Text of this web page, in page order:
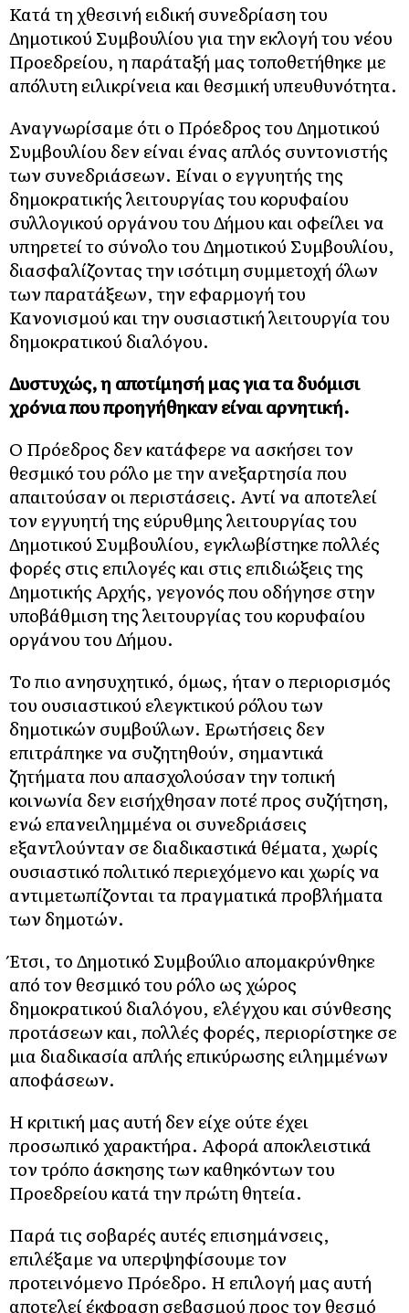
Κατά τη χθεσινή ειδική συνεδρίαση του
Δημοτικού Συμβουλίου για την εκλογή του νέου
Προεδρείου, η παράταξή μας τοποθετήθηκε με
απόλυτη ειλικρίνεια και θεσμική υπευθυνότητα.
Αναγνωρίσαμε ότι ο Πρόεδρος του Δημοτικού
Συμβουλίου δεν είναι ένας απλός συντονιστής
των συνεδριάσεων. Είναι ο εγγυητής της
δημοκρατικής λειτουργίας του κορυφαίου
συλλογικού οργάνου του Δήμου και οφείλει να
υπηρετεί το σύνολο του Δημοτικού Συμβουλίου,
διασφαλίζοντας την ισότιμη συμμετοχή όλων
των παρατάξεων, την εφαρμογή του
Κανονισμού και την ουσιαστική λειτουργία του
δημοκρατικού διαλόγου.
Δυστυχώς, η αποτίμησή μας για τα δυόμισι
χρόνια που προηγήθηκαν είναι αρνητική.
Ο Πρόεδρος δεν κατάφερε να ασκήσει τον
θεσμικό του ρόλο με την ανεξαρτησία που
απαιτούσαν οι περιστάσεις. Αντί να αποτελεί
τον εγγυητή της εύρυθμης λειτουργίας του
Δημοτικού Συμβουλίου, εγκλωβίστηκε πολλές
φορές στις επιλογές και στις επιδιώξεις της
Δημοτικής Αρχής, γεγονός που οδήγησε στην
υποβάθμιση της λειτουργίας του κορυφαίου
οργάνου του Δήμου.
Το πιο ανησυχητικό, όμως, ήταν ο περιορισμός
του ουσιαστικού ελεγκτικού ρόλου των
δημοτικών συμβούλων. Ερωτήσεις δεν
επιτράπηκε να συζητηθούν, σημαντικά
ζητήματα που απασχολούσαν την τοπική
κοινωνία δεν εισήχθησαν ποτέ προς συζήτηση,
ενώ επανειλημμένα οι συνεδριάσεις
εξαντλούνταν σε διαδικαστικά θέματα, χωρίς
ουσιαστικό πολιτικό περιεχόμενο και χωρίς να
αντιμετωπίζονται τα πραγματικά προβλήματα
των δημοτών.
Έτσι, το Δημοτικό Συμβούλιο απομακρύνθηκε
από τον θεσμικό του ρόλο ως χώρος
δημοκρατικού διαλόγου, ελέγχου και σύνθεσης
προτάσεων και, πολλές φορές, περιορίστηκε σε
μια διαδικασία απλής επικύρωσης ειλημμένων
αποφάσεων.
Η κριτική μας αυτή δεν είχε ούτε έχει
προσωπικό χαρακτήρα. Αφορά αποκλειστικά
τον τρόπο άσκησης των καθηκόντων του
Προεδρείου κατά την πρώτη θητεία.
Παρά τις σοβαρές αυτές επισημάνσεις,
επιλέξαμε να υπερψηφίσουμε τον
προτεινόμενο Πρόεδρο. Η επιλογή μας αυτή
αποτελεί έκφραση σεβασμού προς τον θεσμό